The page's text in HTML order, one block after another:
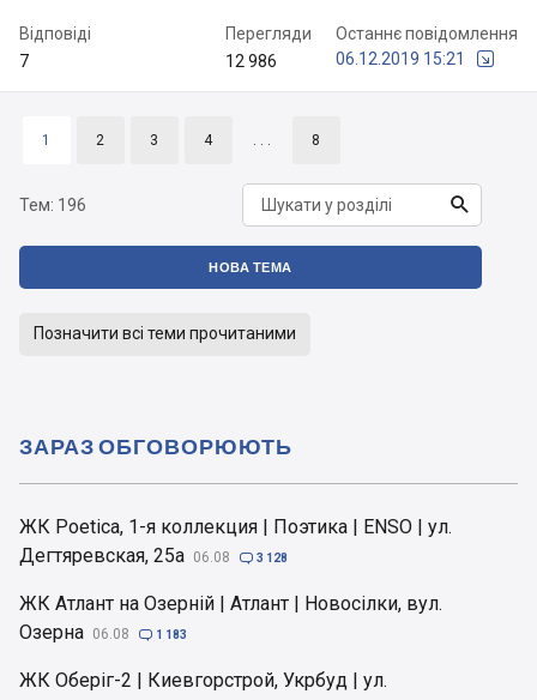
Відповіді
7
Перегляди
12 986
Останнє повідомлення
06.12.2019 15:21
1 2 3 4 . . . 8
Тем: 196 
НОВА ТЕМА
Позначити всі теми прочитаними
ЖК Poetica, 1-я коллекция | Поэтика | ENSO | ул.
Дегтяревская, 25а 06.08  3 128
ЖК Атлант на Озерній | Атлант | Новосілки, вул.
Озерна 06.08  1 183
ЖК Оберіг-2 | Киевгорстрой, Укрбуд | ул.
ЗАРАЗ ОБГОВОРЮЮТЬ